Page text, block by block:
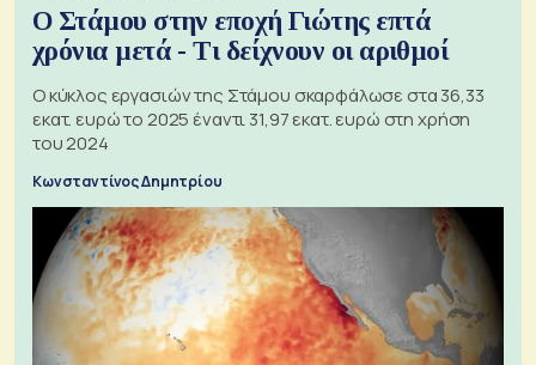
Ο Στάμου στην εποχή Γιώτης επτά
χρόνια μετά - Τι δείχνουν οι αριθμοί
Ο κύκλος εργασιών της Στάμου σκαρφάλωσε στα 36,33
εκατ. ευρώ το 2025 έναντι 31,97 εκατ. ευρώ στη χρήση
του 2024
Κωνσταντίνος Δημητρίου